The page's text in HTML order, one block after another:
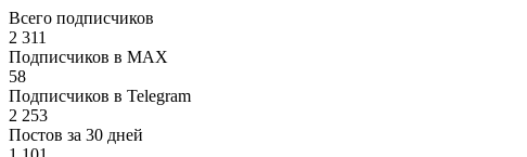
Всего подписчиков
2 311
Подписчиков в MAX
58
Подписчиков в Telegram
2 253
Постов за 30 дней